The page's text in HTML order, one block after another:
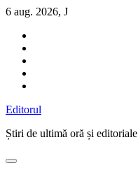
Sari
conținut
6 aug. 2026, J
Editorul
Știri de ultimă oră și editoriale